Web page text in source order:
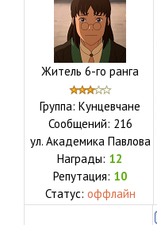
Житель 6-го ранга
Группа: Кунцевчане
Сообщений: 216
ул. Академика Павлова
Награды: 12
Репутация: 10
Статус: оффлайн